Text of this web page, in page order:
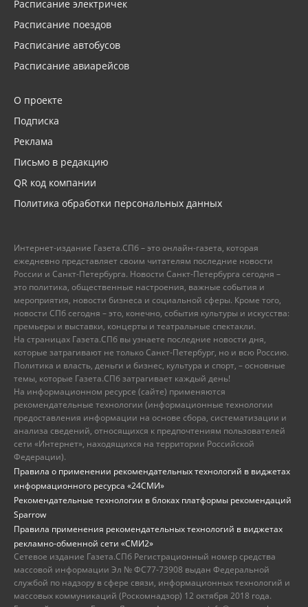
Расписание электричек
Расписание поездов
Расписание автобусов
Расписание авиарейсов
О проекте
Подписка
Реклама
Письмо в редакцию
QR код компании
Политика обработки персональных данных
Интернет-издание Газета.СПб – это онлайн-газета, которая
ежедневно представляет своим читателям последние новости
России и Санкт-Петербурга. Новости Санкт-Петербурга сегодня –
это политика, общественные настроения, важные события и
мероприятия, новости бизнеса и социальной сферы. Кроме того,
новости СПб сегодня – это, конечно, события культуры и искусства:
премьеры и выставки, концерты и театральные спектакли.
На страницах Газета.СПб вы узнаете последние новости дня,
которые затрагивают не только Санкт-Петербург, но и всю Россию.
Политика и власть, деньги и бизнес, культура и спорт, – основные
темы, которые Газета.СПб затрагивает каждый день!
На информационном ресурсе (сайте) применяются
рекомендательные технологии (информационные технологии
предоставления информации на основе сбора, систематизации и
анализа сведений, относящихся к предпочтениям пользователей
сети «Интернет», находящихся на территории Российской
Федерации).
Правила о применении рекомендательных технологий в виджетах
информационного ресурса «24СМИ»
Рекомендательные технологии в блоках платформы рекомендаций
Sparrow
Правила применения рекомендательных технологий в виджетах
рекламно-обменной сети «СМИ2»
Сетевое издание Газета.СПб Регистрационный номер средства
массовой информации Эл № ФС77-73908 выдан Федеральной
службой по надзору в сфере связи, информационных технологий и
массовых коммуникаций (Роскомнадзор) 12 октября 2018 года.